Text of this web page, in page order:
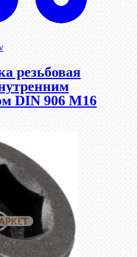
резьбовая
DIN 906 М16